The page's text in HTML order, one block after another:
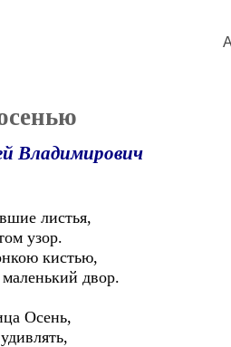
Владимирович
листья,
узор.
кистью,
двор.
Осень,